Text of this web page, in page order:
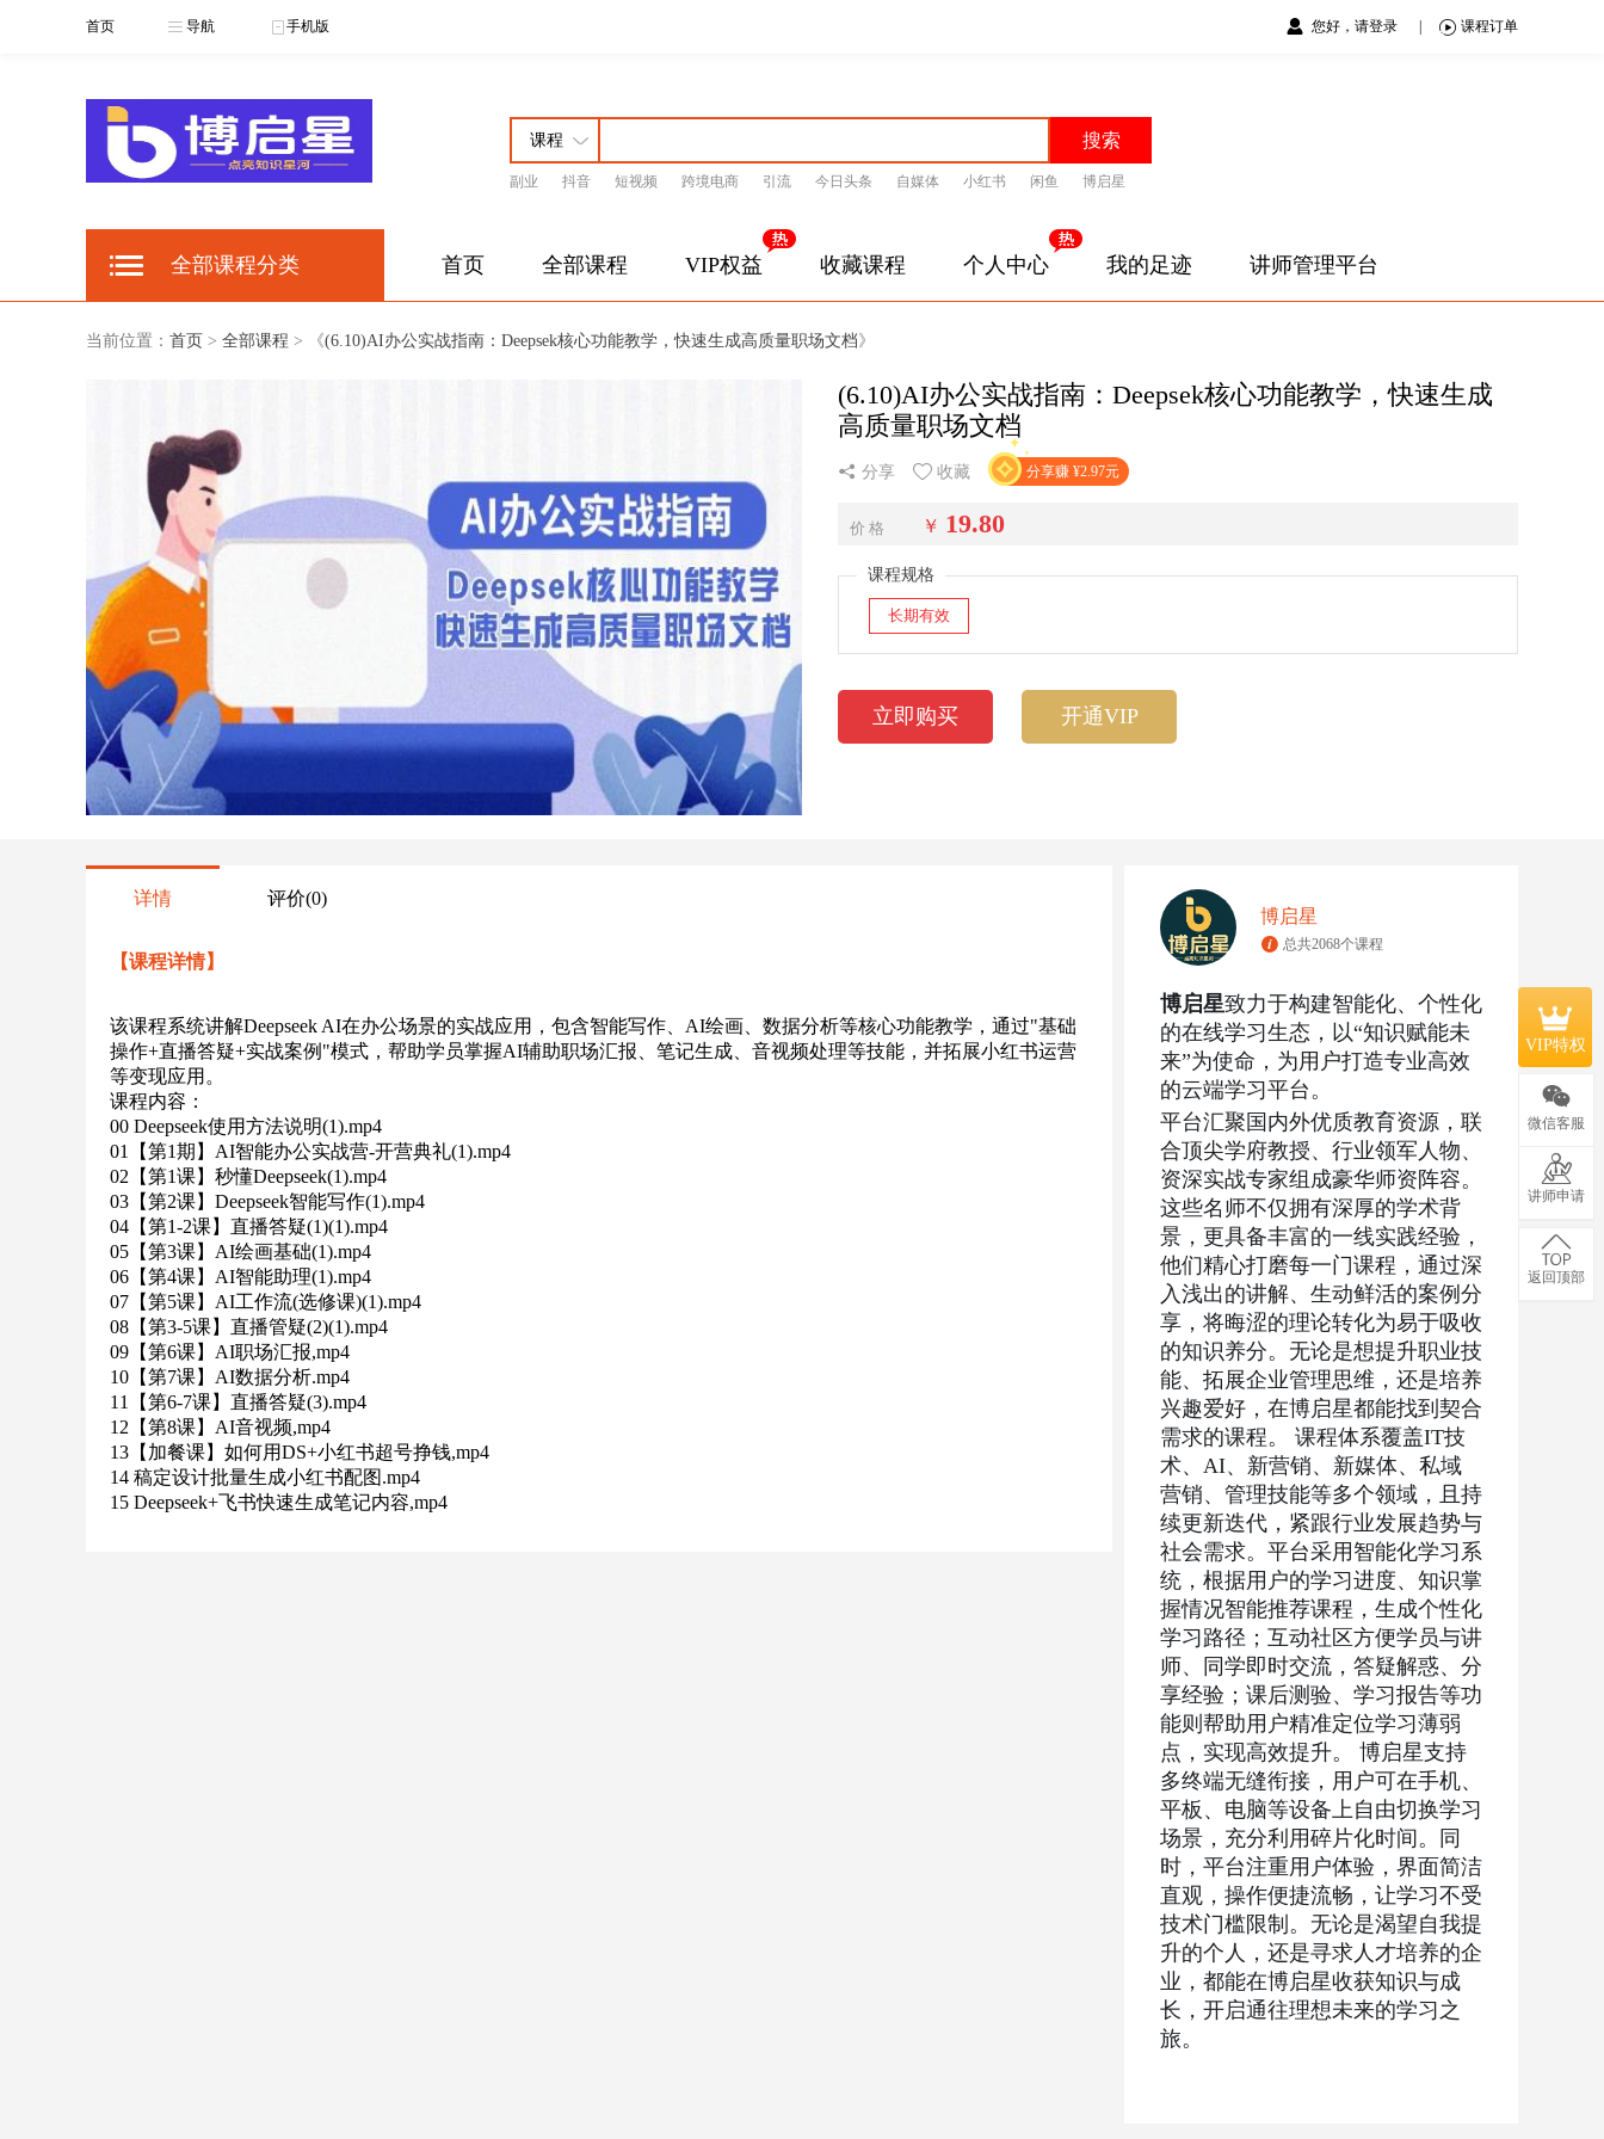
首页 导航 手机版 您好，请登录 课程订单
搜索
副业 抖音 短视频 跨境电商 引流 今日头条 自媒体 小红书 闲鱼 博启星
全部课程分类 首页 全部课程 VIP权益 收藏课程 个人中心 我的足迹 讲师管理平台
当前位置： 首页 > 全部课程 > 《(6.10)AI办公实战指南：Deepsek核心功能教学，快速生成高质量职场文档》
(6.10)AI办公实战指南：Deepsek核心功能教学，快速生成
高质量职场文档
分享 收藏 分享赚 ¥2.97元
价 格 ￥ 19.80
课程规格
长期有效
立即购买 开通VIP
详情 评价(0)
【课程详情】
该课程系统讲解Deepseek AI在办公场景的实战应用，包含智能写作、AI绘画、数据分析等核心功能教学，通过"基础
操作+直播答疑+实战案例"模式，帮助学员掌握AI辅助职场汇报、笔记生成、音视频处理等技能，并拓展小红书运营
等变现应用。
课程内容：
00 Deepseek使用方法说明(1).mp4
01【第1期】AI智能办公实战营-开营典礼(1).mp4
02【第1课】秒懂Deepseek(1).mp4
03【第2课】Deepseek智能写作(1).mp4
04【第1-2课】直播答疑(1)(1).mp4
05【第3课】AI绘画基础(1).mp4
06【第4课】AI智能助理(1).mp4
07【第5课】AI工作流(选修课)(1).mp4
08【第3-5课】直播管疑(2)(1).mp4
09【第6课】AI职场汇报,mp4
10【第7课】AI数据分析.mp4
11【第6-7课】直播答疑(3).mp4
12【第8课】AI音视频,mp4
13【加餐课】如何用DS+小红书超号挣钱,mp4
14 稿定设计批量生成小红书配图.mp4
15 Deepseek+飞书快速生成笔记内容,mp4
博启星
总共2068个课程
博启星致力于构建智能化、个性化
的在线学习生态，以“知识赋能未
来”为使命，为用户打造专业高效
的云端学习平台。
平台汇聚国内外优质教育资源，联
合顶尖学府教授、行业领军人物、
资深实战专家组成豪华师资阵容。
这些名师不仅拥有深厚的学术背
景，更具备丰富的一线实践经验，
他们精心打磨每一门课程，通过深
入浅出的讲解、生动鲜活的案例分
享，将晦涩的理论转化为易于吸收
的知识养分。无论是想提升职业技
能、拓展企业管理思维，还是培养
兴趣爱好，在博启星都能找到契合
需求的课程。
课程体系覆盖IT技
术、AI、新营销、新媒体、私域
营销、管理技能等多个领域，且持
续更新迭代，紧跟行业发展趋势与
社会需求。平台采用智能化学习系
统，根据用户的学习进度、知识掌
握情况智能推荐课程，生成个性化
学习路径；互动社区方便学员与讲
师、同学即时交流，答疑解惑、分
享经验；课后测验、学习报告等功
能则帮助用户精准定位学习薄弱
点，实现高效提升。 博启星支持
多终端无缝衔接，用户可在手机、
平板、电脑等设备上自由切换学习
场景，充分利用碎片化时间。同
时，平台注重用户体验，界面简洁
直观，操作便捷流畅，让学习不受
技术门槛限制。无论是渴望自我提
升的个人，还是寻求人才培养的企
业，都能在博启星收获知识与成
长，开启通往理想未来的学习之
旅。
VIP特权
微信客服
讲师申请
返回顶部